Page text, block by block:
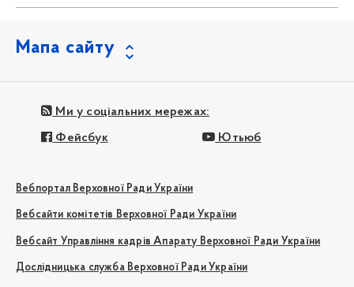
Мапа сайту
Ми у соціальних мережах:
Фейсбук Ютьюб
Вебпортал Верховної Ради України
Вебсайти комітетів Верховної Ради України
Вебсайт Управління кадрів Апарату Верховної Ради України
Дослідницька служба Верховної Ради України